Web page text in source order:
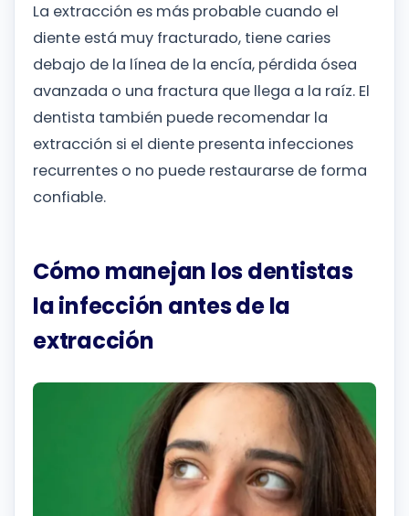
La extracción es más probable cuando el
diente está muy fracturado, tiene caries
debajo de la línea de la encía, pérdida ósea
avanzada o una fractura que llega a la raíz. El
dentista también puede recomendar la
extracción si el diente presenta infecciones
recurrentes o no puede restaurarse de forma
confiable.
Cómo manejan los dentistas
la infección antes de la
extracción